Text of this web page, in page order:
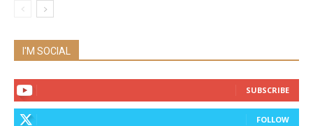
I'M SOCIAL
SUBSCRIBE
FOLLOW